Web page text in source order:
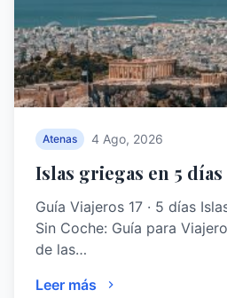
Atenas 4 Ago, 2026
Islas griegas en 5
Guía Viajeros 17 · 5 días
Sin Coche: Guía para
de las…
Leer más